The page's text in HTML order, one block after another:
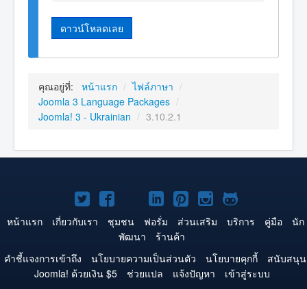
ดาวน์โหลดเลย
คุณอยู่ที่: หน้าแรก / ไฟล์ภาษา /
Joomla 3 Language Packages /
Joomla! 3 - Ukrainian / 3.10.2.1
Joomla!
บน
Twitter
Joomla!
บน
Facebook
Joomla!
บน
YouTube
Joomla!
บน
LinkedIn
Joomla!
บน
Pinterest
Joomla!
บน
Joomla!
บน
หน้าแรก เกี่ยวกับเรา ชุมชน ฟอรั่ม ส่วนเสริม บริการ คู่มือ
นัก
พัฒนา
ร้านค้า
คำชี้แจงการเข้าถึง
นโยบายความเป็นส่วนตัว นโยบายคุกกี้
สนับสนุน
Joomla! ด้วยเงิน $5
ช่วยแปล แจ้งปัญหา
เข้าสู่ระบบ